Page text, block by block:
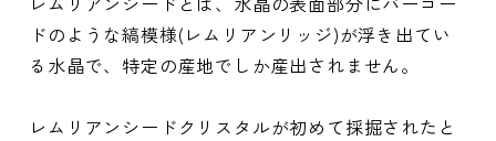
ドのような縞模様(レムリアンリッジ)が浮き出てい
る水晶で、特定の産地でしか産出されません。
レムリアンシードクリスタルが初めて採掘されたと